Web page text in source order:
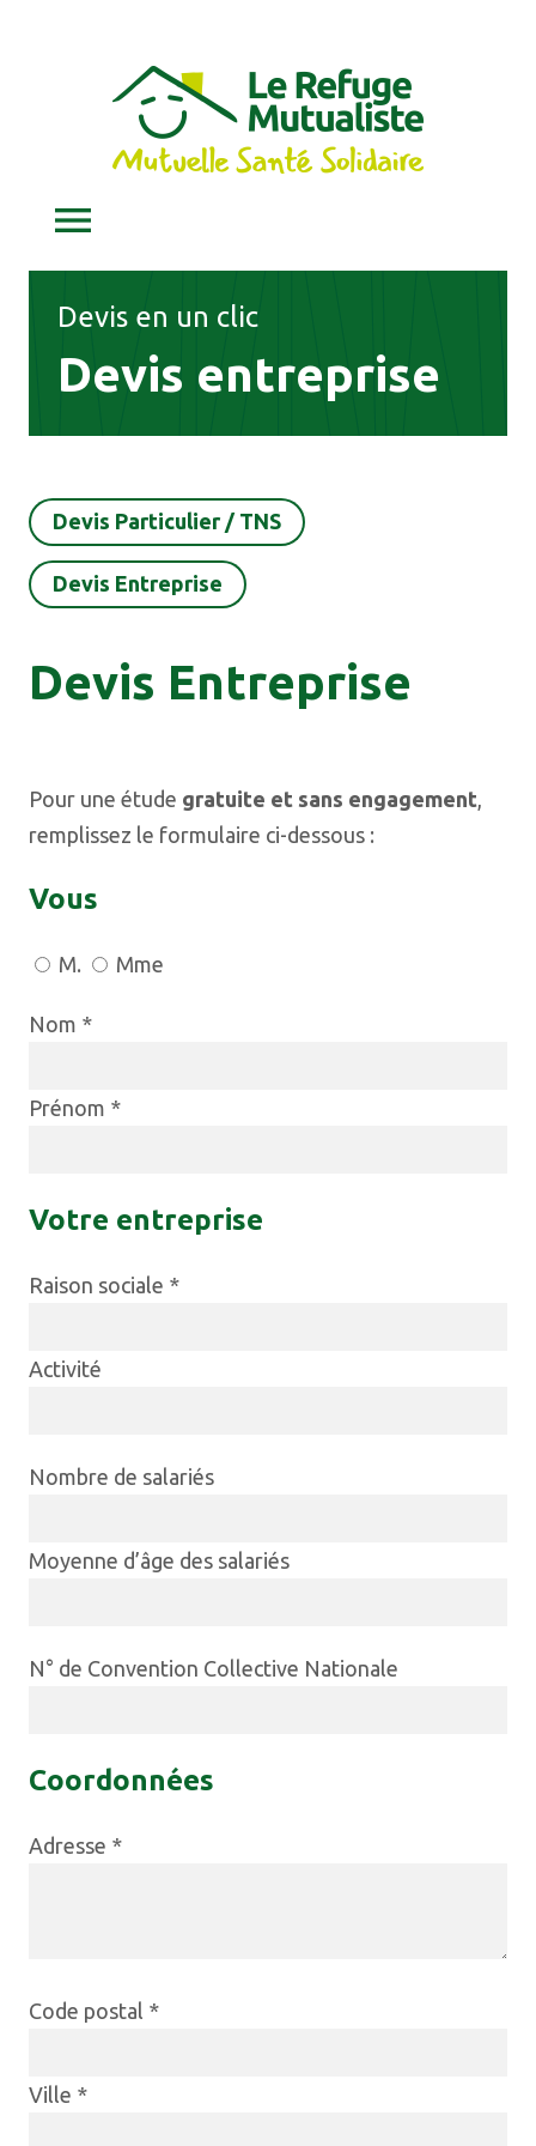
Devis en un clic
Devis entreprise
Devis Particulier / TNS
Devis Entreprise
Devis Entreprise
Pour une étude gratuite et sans engagement,
remplissez le formulaire ci-dessous :
Vous
M. Mme
Nom *
Prénom *
Votre entreprise
Raison sociale *
Activité
Nombre de salariés
Moyenne d’âge des salariés
N° de Convention Collective Nationale
Coordonnées
Adresse *
Code postal *
Ville *